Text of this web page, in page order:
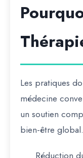
Les pratiques
médecine
un soutien
bien-être